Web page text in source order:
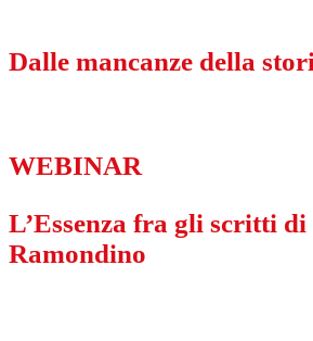
Dalle mancanze della
WEBINAR
L’Essenza fra gli scritti
Ramondino